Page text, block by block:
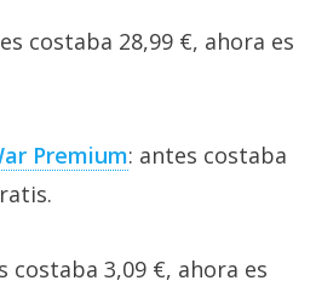
costaba 28,99 €, ahora es
Premium: antes costaba
costaba 3,09 €, ahora es